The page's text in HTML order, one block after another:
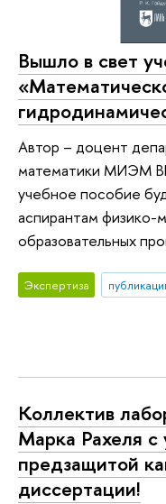
Вышло в свет
Автор – доцент
математики МИЭМ
учебное пособие
аспирантам физико-
образовательных
Экспертиза
Коллектив
Марка Рахеля с
предзащитой
диссертации!